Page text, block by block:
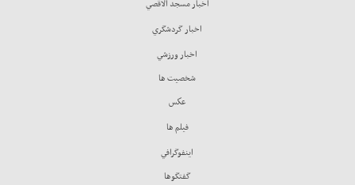
اخبار مسجد الاقصي
اخبار گردشگري
اخبار ورزشي
شخصيت ها
عكس
فيلم ها
اينفوگرافي
گفتگوها